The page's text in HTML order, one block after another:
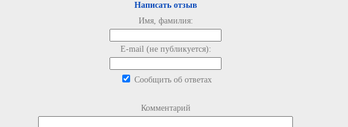
Написать отзыв
Имя, фамилия:
E-mail (не публикуется):
Сообщить об ответах
Комментарий